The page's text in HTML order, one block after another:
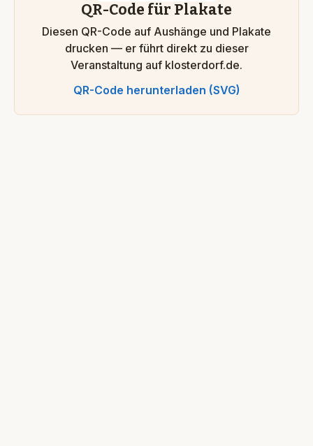
QR-Code für Plakate
Diesen QR-Code auf Aushänge und Plakate
drucken — er führt direkt zu dieser
Veranstaltung auf klosterdorf.de.
QR-Code herunterladen (SVG)